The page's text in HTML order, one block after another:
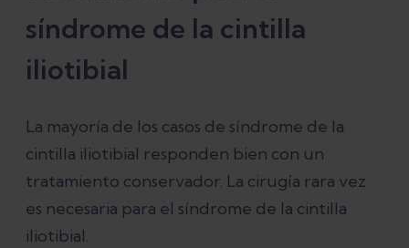
síndrome de la cintilla
iliotibial
La mayoría de los casos de síndrome de la
cintilla iliotibial responden bien con un
tratamiento conservador. La cirugía rara vez
es necesaria para el síndrome de la cintilla
iliotibial.